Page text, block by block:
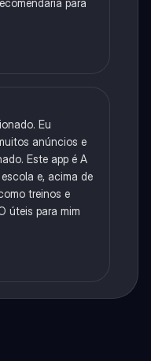
para
Eu
anúncios e
Este app é A
e, acima de
treinos e
úteis para mim